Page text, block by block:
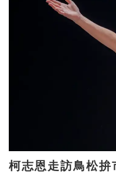
柯志恩走訪鳥松